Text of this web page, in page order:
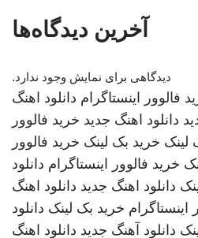
آخرین دیدگاه‌ها
دیدگاهی برای نمایش وجود ندارد.
فالوور اینستاگرام دانلود اهنگ
دانلود اهنگ جدید خرید فالوور
لینک خرید بک لینک خرید فالوور
خرید فالوور اینستاگرام دانلود
دانلود اهنگ جدید دانلود اهنگ
اینستاگرام خرید بک لینک دانلود
دانلود آهنگ جدید دانلود اهنگ